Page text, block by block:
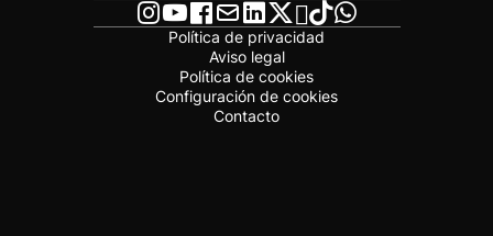
Política de privacidad
Aviso legal
Política de cookies
Configuración de cookies
Contacto